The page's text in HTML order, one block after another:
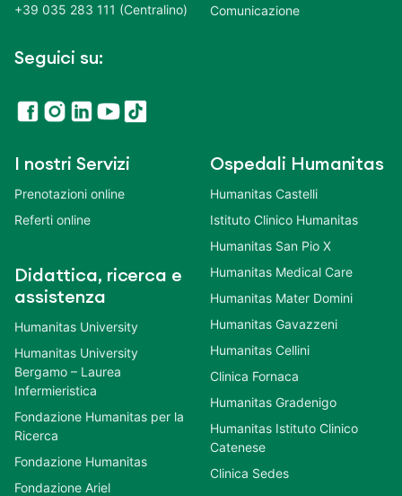
+39 035 283 111 (Centralino)
Seguici su:
Comunicazione
I nostri Servizi
Prenotazioni online
Referti online
Didattica, ricerca e
assistenza
Humanitas University
Humanitas University
Bergamo – Laurea
Infermieristica
Fondazione Humanitas per la
Ricerca
Fondazione Humanitas
Fondazione Ariel
Ospedali Humanitas
Humanitas Castelli
Istituto Clinico Humanitas
Humanitas San Pio X
Humanitas Medical Care
Humanitas Mater Domini
Humanitas Gavazzeni
Humanitas Cellini
Clinica Fornaca
Humanitas Gradenigo
Humanitas Istituto Clinico
Catenese
Clinica Sedes